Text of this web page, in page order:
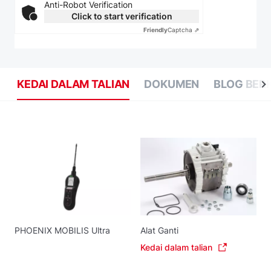
Anti-Robot Verification
Click to start verification
FriendlyCaptcha ⇗
KEDAI DALAM TALIAN DOKUMEN BLOG
PHOENIX MOBILIS Ultra
Alat Ganti
Kedai dalam talian